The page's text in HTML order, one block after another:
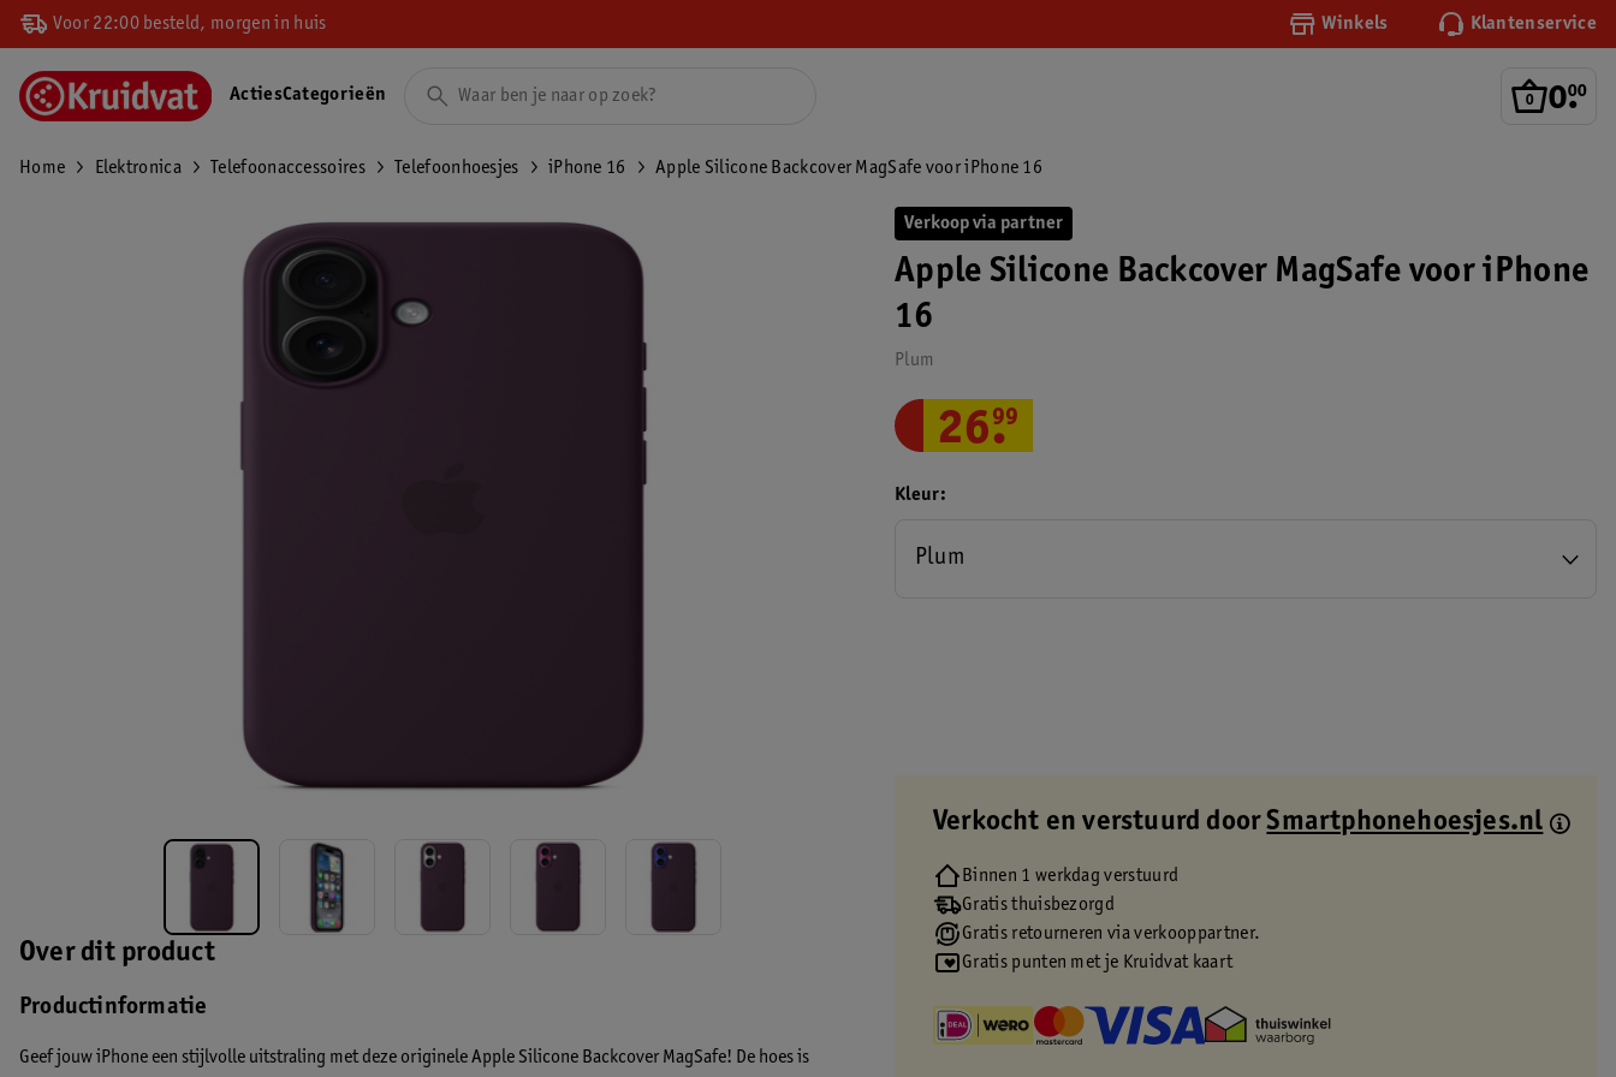
Voor 22:00 besteld, morgen in huis Winkels Klantenservice
0.
00
ActiesCategorieën
Home Elektronica Telefoonaccessoires Telefoonhoesjes iPhone 16 Apple Silicone Backcover MagSafe voor iPhone 16
Over dit product
Productinformatie
Geef jouw iPhone een stijlvolle uitstraling met deze originele Apple Silicone Backcover MagSafe! De hoes is
Verkoop via partner
Apple Silicone Backcover MagSafe voor iPhone
16
Plum
26.
99
Kleur
Plum
Verkocht en verstuurd doorSmartphonehoesjes.nl
Binnen 1 werkdag verstuurd
Gratis thuisbezorgd
Gratis retourneren via verkooppartner.
Gratis punten met je Kruidvat kaart